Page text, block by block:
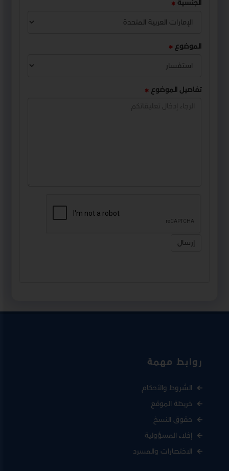
الجنسية
الموضوع
تفاصيل الموضوع
إرسال
روابط مهمة
الشروط والأحكام
خريطة الموقع
حقوق النسخ
إخلاء المسؤولية
الاختصارات والمسرد